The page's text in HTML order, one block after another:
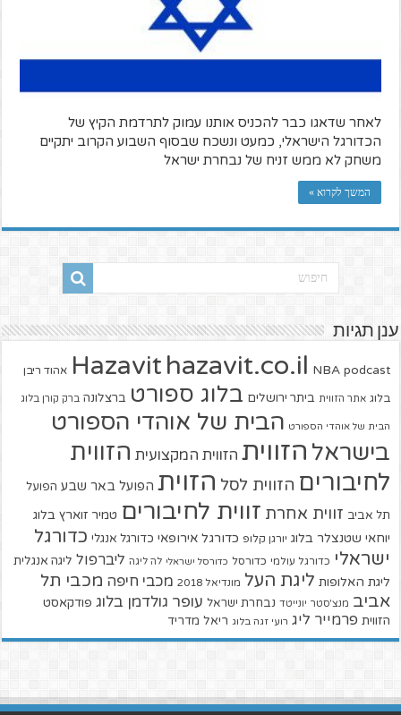
לאחר שדאגו כבר להכניס אותנו עמוק לתרדמת הקיץ של
הכדורגל הישראלי, כמעט ונשכח שבסוף השבוע הקרוב יתקיים
משחק לא ממש זניח של נבחרת ישראל
המשך לקרוא »
ענן תגיות
Hazavit hazavit.co.il NBA podcast אהוד ריבן
בלוג אתר הזווית ביתר ירושלים בלוג ספורט ברצלונה ברק קורן בלוג
הבית של אוהדי הספורט הבית של אוהדי הספורט
בישראל הזווית הזווית המקצועית הזווית
לחיבורים הזווית לסל הזוית הפועל באר שבע הפועל
תל אביב זווית אחרת זווית לחיבורים טמיר זוארץ בלוג
יוחאי שטנצלר בלוג יורגן קלופ כדורגל אירופאי כדורגל אנגלי כדורגל
ישראלי כדורגל עולמי כדורסל כדורסל ישראלי לה ליגה ליברפול ליגה אנגלית
ליגת האלופות ליגת העל מונדיאל 2018 מכבי חיפה מכבי תל
אביב מנצ'סטר יונייטד נבחרת ישראל עופר גולדמן בלוג פודקאסט
הזווית פרמייר ליג רועי זגה בלוג ריאל מדריד